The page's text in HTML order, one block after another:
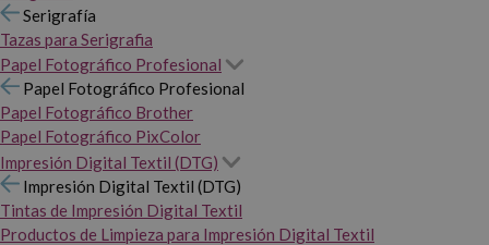
Serigrafía
Tazas para Serigrafia
Papel Fotográfico Profesional
Papel Fotográfico Profesional
Papel Fotográfico Brother
Papel Fotográfico PixColor
Impresión Digital Textil (DTG)
Impresión Digital Textil (DTG)
Tintas de Impresión Digital Textil
Productos de Limpieza para Impresión Digital Textil